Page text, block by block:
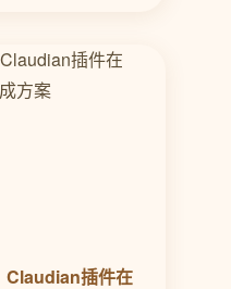
Claudian插件在